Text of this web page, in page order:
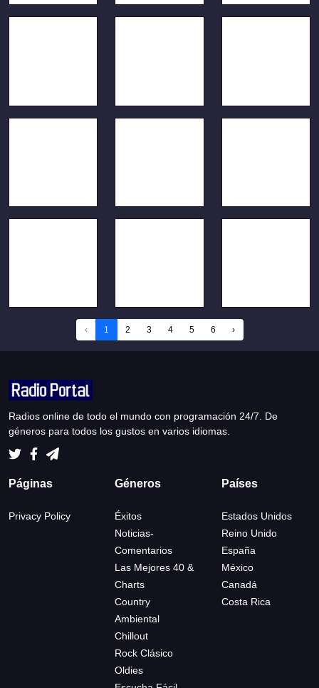
‹ 1 2 3 4 5 6 ›
Radios online de todo el mundo con programación 24/7. De
géneros para todos los gustos en varios idiomas.
Páginas
Privacy Policy
Géneros
Éxitos
Noticias-
Comentarios
Las Mejores 40 &
Charts
Country
Ambiental
Chillout
Rock Clásico
Oldies
Países
Estados Unidos
Reino Unido
España
México
Canadá
Costa Rica